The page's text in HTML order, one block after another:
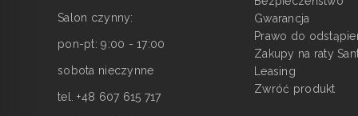
Salon czynny:
pon-pt: 9:00 - 17:00
sobota nieczynne
tel. +48 607 615 717
Gwarancja
Prawo do
Zakupy na raty
Leasing
Zwróć produkt